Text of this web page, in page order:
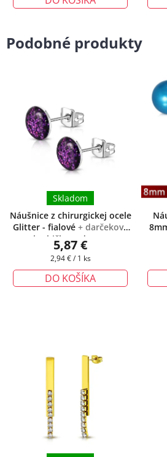
Podobné produkty
Náušnice z chirurgickej ocele
Glitter - fialové + darčeková
krabička zadarmo
Skladom
5,87 €
Jednotková
2,94 € / 1 ks
DO KOŠÍKA